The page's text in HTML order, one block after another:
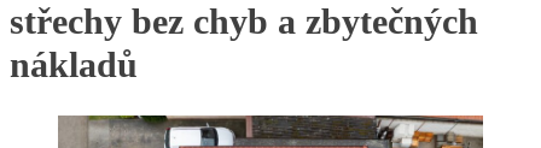
střechy bez chyb a zbytečných
nákladů